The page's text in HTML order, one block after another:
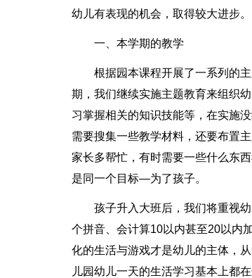
幼儿有表现的机会，取得较大进步。
一、本学期的教学
根据园本课程开展了一系列的
期，我们继续实施主题教育来组织
习掌握相关的知识技能等，在实施
需要搜集一些教学材料，还要布置
家长多帮忙，有时需要一些什么东
是同一个目标—为了孩子。
孩子升入大班后，我们将重视
个拼音、会计算10以内甚至20以内
化的生活与游戏才是幼儿的主体，
儿园幼儿一天的生活学习基本上都